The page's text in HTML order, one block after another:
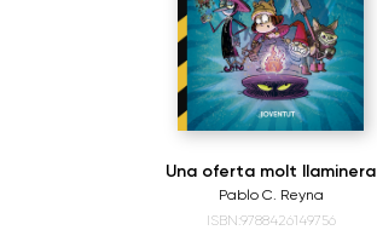
Una oferta molt llaminera
Pablo C. Reyna
ISBN:9788426149756